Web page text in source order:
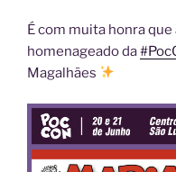
É com muita honra
homenageado da
Magalhães